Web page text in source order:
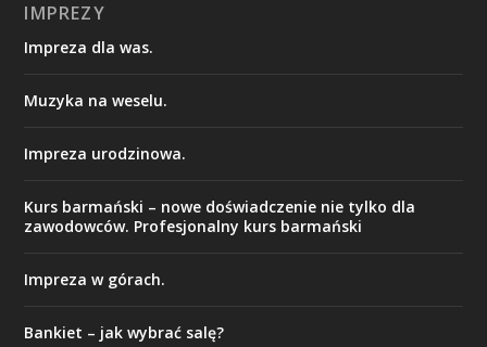
IMPREZY
Impreza dla was.
Muzyka na weselu.
Impreza urodzinowa.
Kurs barmański – nowe doświadczenie nie tylko dla
zawodowców. Profesjonalny kurs barmański
Impreza w górach.
Bankiet – jak wybrać salę?